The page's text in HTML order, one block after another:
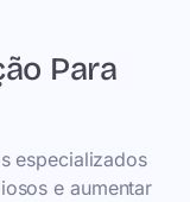
Para
especializados
e aumentar